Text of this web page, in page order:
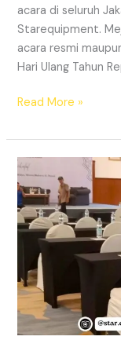
acara di seluruh
Starequipment.
acara resmi
Hari Ulang Tahun
SEWA
IBM
JAKARTA
ACARA
HUT
RI
Read More »